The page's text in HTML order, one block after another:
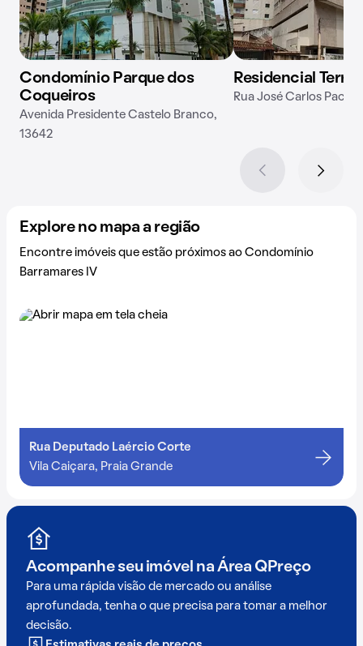
Condomínio Parque dos
Coqueiros
Avenida Presidente Castelo Branco,
13642
Residencial
Rua José Carlos
Explore no mapa a região
Encontre imóveis que estão próximos ao Condomínio
Barramares IV
Rua Deputado Laércio Corte
Vila Caiçara, Praia Grande
Acompanhe seu imóvel na Área QPreço
Para uma rápida visão de mercado ou análise
aprofundada, tenha o que precisa para tomar a melhor
decisão.